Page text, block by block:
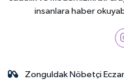
insanlara haber
Zonguldak Nöbetçi